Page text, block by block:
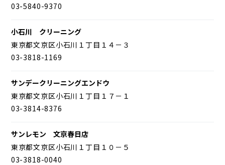
03-5840-9370
小石川 クリーニング
東京都文京区小石川１丁目１４－３
03-3818-1169
サンデークリーニングエンドウ
東京都文京区小石川１丁目１７－１
03-3814-8376
サンレモン 文京春日店
東京都文京区小石川１丁目１０－５
03-3818-0040